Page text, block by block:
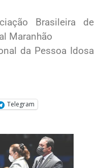
Brasileira de
Maranhão
da Pessoa Idosa
Telegram